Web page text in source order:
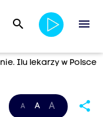
search menu
Ilu lekarzy w Polsce
A A A share